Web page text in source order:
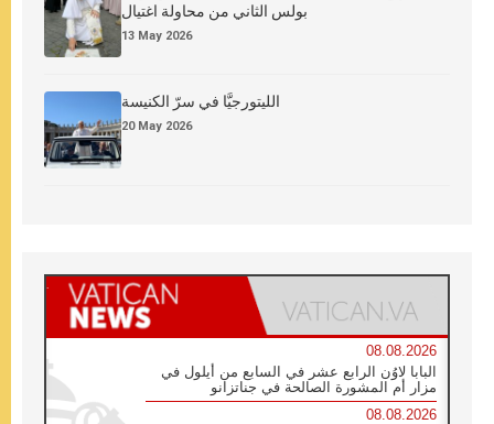
بولس الثاني من محاولة اغتيال
13 May 2026
الليتورجيَّا في سرّ الكنيسة
20 May 2026
08.08.2026
البابا لاوُن الرابع عشر في السابع من أيلول في
مزار أم المشورة الصالحة في جناتزانو
08.08.2026